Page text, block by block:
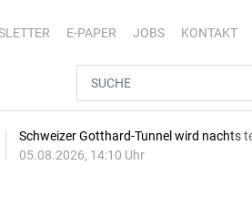
E-PAPER JOBS KONTAKT
Schweizer Gotthard-Tunnel wird nachts
05.08.2026, 14:10 Uhr